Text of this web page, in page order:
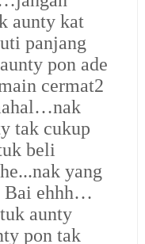
aunty kat
panjang
pon ade
cermat2
tak cukup
beli
yang
Bai ehhh…
aunty
pon tak